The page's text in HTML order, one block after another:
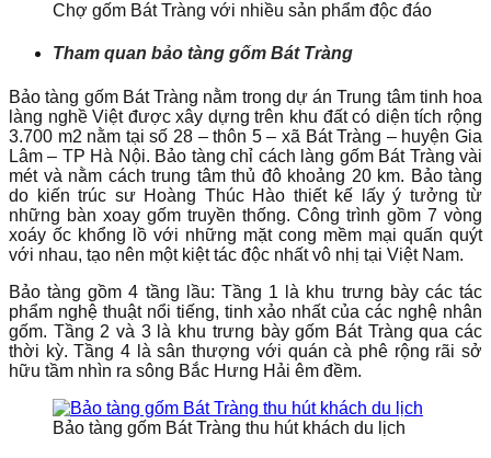
Chợ gốm Bát Tràng với nhiều sản phẩm độc đáo
Tham quan bảo tàng gốm Bát Tràng
Bảo tàng gốm Bát Tràng nằm trong dự án Trung tâm tinh hoa
làng nghề Việt được xây dựng trên khu đất có diện tích rộng
3.700 m2 nằm tại số 28 – thôn 5 – xã Bát Tràng – huyện Gia
Lâm – TP Hà Nội. Bảo tàng chỉ cách làng gốm Bát Tràng vài
mét và nằm cách trung tâm thủ đô khoảng 20 km. Bảo tàng
do kiến trúc sư Hoàng Thúc Hào thiết kế lấy ý tưởng từ
những bàn xoay gốm truyền thống. Công trình gồm 7 vòng
xoáy ốc khổng lồ với những mặt cong mềm mại quấn quýt
với nhau, tạo nên một kiệt tác độc nhất vô nhị tại Việt Nam.
Bảo tàng gồm 4 tầng lầu: Tầng 1 là khu trưng bày các tác
phẩm nghệ thuật nổi tiếng, tinh xảo nhất của các nghệ nhân
gốm. Tầng 2 và 3 là khu trưng bày gốm Bát Tràng qua các
thời kỳ. Tầng 4 là sân thượng với quán cà phê rộng rãi sở
hữu tầm nhìn ra sông Bắc Hưng Hải êm đềm.
Bảo tàng gốm Bát Tràng thu hút khách du lịch